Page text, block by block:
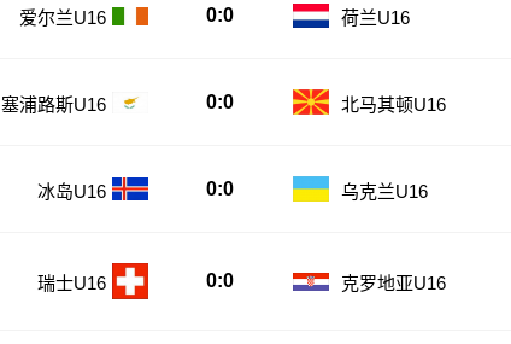
爱尔兰U16 0:0 荷兰U16
塞浦路斯U16 0:0 北马其顿U16
冰岛U16 0:0 乌克兰U16
瑞士U16 0:0 克罗地亚U16